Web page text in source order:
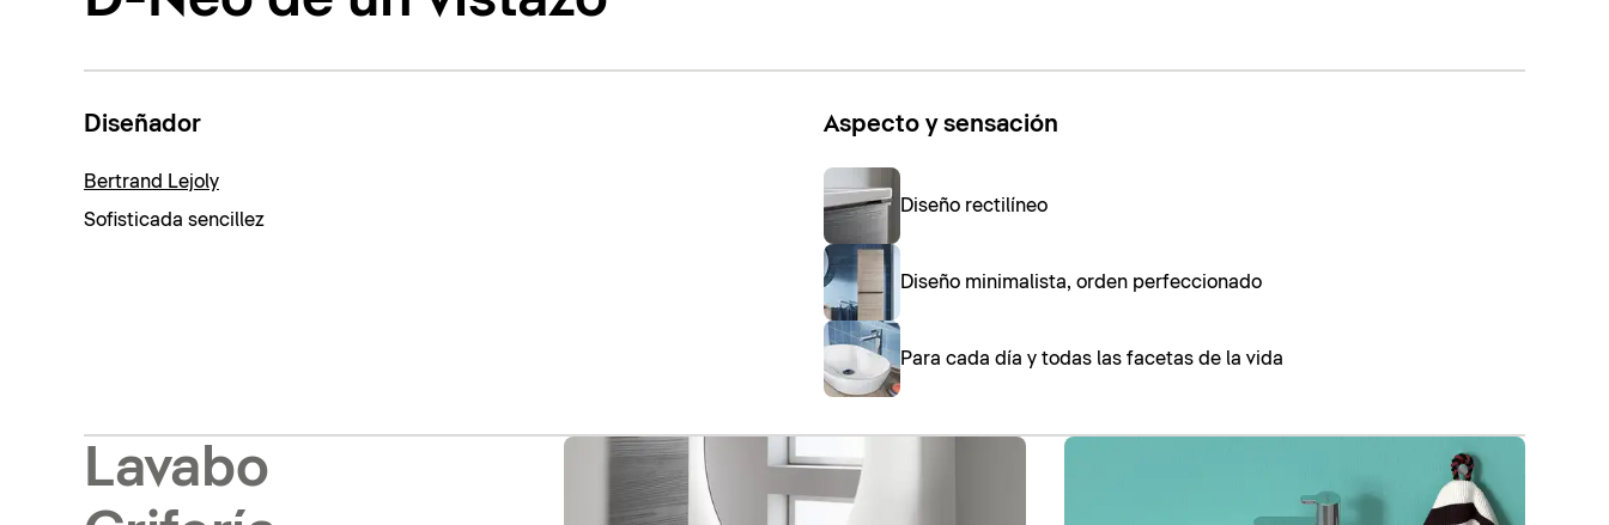
Diseñador
Bertrand Lejoly
Sofisticada sencillez
Aspecto y sensación
Diseño rectilíneo
Diseño minimalista, orden perfeccionado
Para cada día y todas las facetas de la vida
Lavabo